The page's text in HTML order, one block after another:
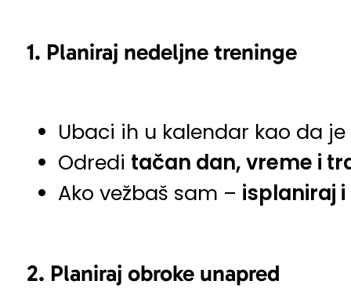
1. Planiraj nedeljne treninge
Ubaci ih u kalendar kao da
Odredi tačan dan, vreme i
Ako vežbaš sam – isplaniraj
2. Planiraj obroke unapred